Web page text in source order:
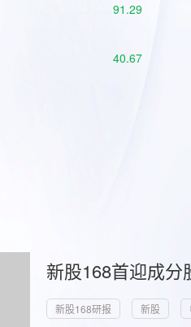
91.29
40.67
新股168首迎成
新股168研报 新股